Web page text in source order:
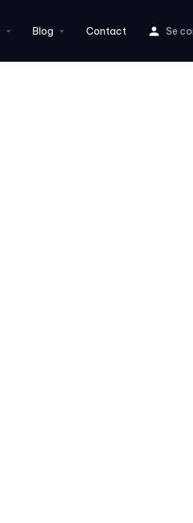
Blog Contact Se